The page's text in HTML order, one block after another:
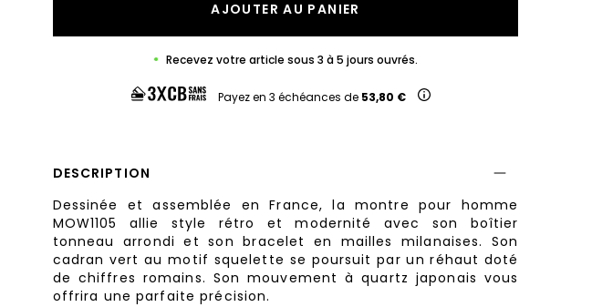
AJOUTER AU PANIER
Recevez votre article sous 3 à 5 jours ouvrés.
Payez en 3 échéances de 53,80 €
DESCRIPTION
Dessinée et assemblée en France, la montre pour homme
MOW1105 allie style rétro et modernité avec son boîtier
tonneau arrondi et son bracelet en mailles milanaises. Son
cadran vert au motif squelette se poursuit par un réhaut doté
de chiffres romains. Son mouvement à quartz japonais vous
offrira une parfaite précision.